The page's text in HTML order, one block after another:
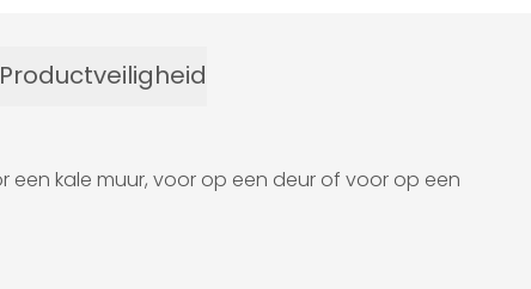
Productveiligheid
kale muur, voor op een deur of voor op een